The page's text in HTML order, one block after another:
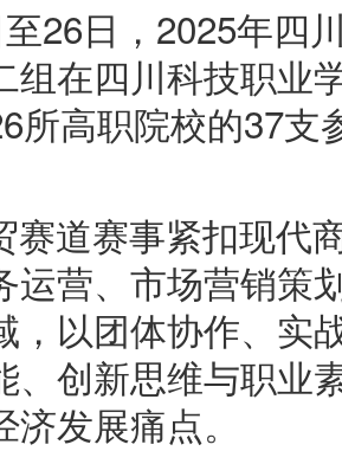
26日，2025年四
组在四川科技职业
所高职院校的37
赛道赛事紧扣现代
运营、市场营销策
，以团体协作、实
、创新思维与职业
发展痛点。